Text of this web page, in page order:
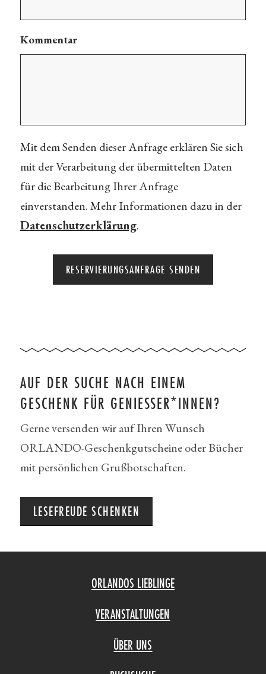
Kommentar
Mit dem Senden dieser Anfrage erklären Sie sich
mit der Verarbeitung der übermittelten Daten
für die Bearbeitung Ihrer Anfrage
einverstanden. Mehr Informationen dazu in der
Datenschutzerklärung.
AUF DER SUCHE NACH EINEM
GESCHENK FÜR GENIESSER*INNEN?
Gerne versenden wir auf Ihren Wunsch
ORLANDO-Geschenkgutscheine oder Bücher
mit persönlichen Grußbotschaften.
LESEFREUDE SCHENKEN
ORLANDOS LIEBLINGE
VERANSTALTUNGEN
ÜBER UNS